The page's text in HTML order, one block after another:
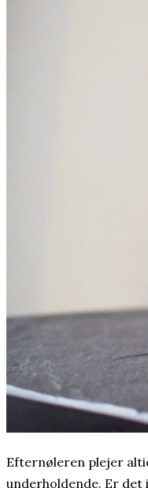
Efternøleren plejer
underholdende. Er